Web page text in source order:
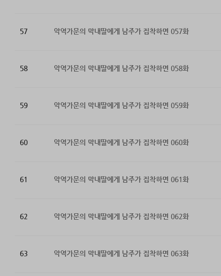
57 악역가문의 막내딸에게 남주가 집착하면 057화
58 악역가문의 막내딸에게 남주가 집착하면 058화
59 악역가문의 막내딸에게 남주가 집착하면 059화
60 악역가문의 막내딸에게 남주가 집착하면 060화
61 악역가문의 막내딸에게 남주가 집착하면 061화
62 악역가문의 막내딸에게 남주가 집착하면 062화
63 악역가문의 막내딸에게 남주가 집착하면 063화